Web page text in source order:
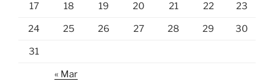
17 18 19 20 21 22 23
24 25 26 27 28 29 30
31
« Mar